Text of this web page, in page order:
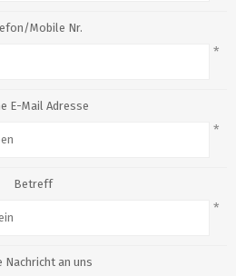
Mobile Nr.
*
E-Mail Adresse
*
Betreff
*
Nachricht an uns